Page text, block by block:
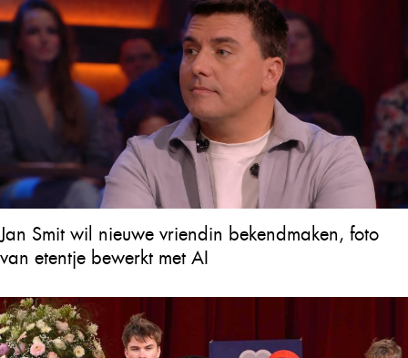
Jan Smit wil nieuwe vriendin bekendmaken, foto
van etentje bewerkt met AI